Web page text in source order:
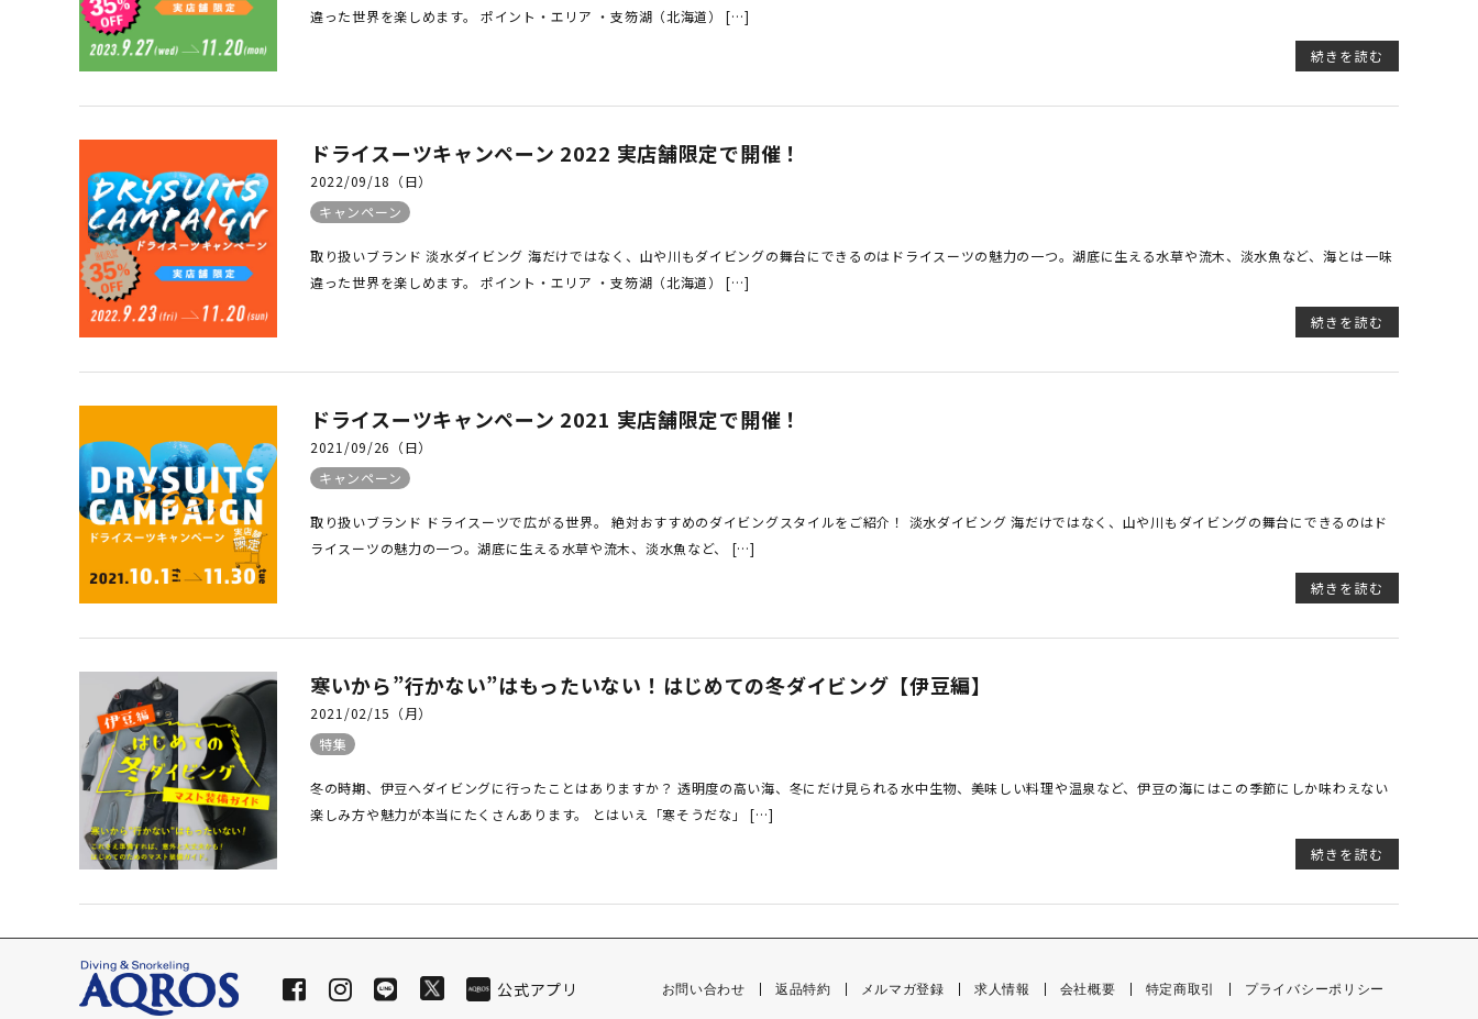
違った世界を楽しめます。 ポイント・エリア ・支笏湖（北海道） […]
続きを読む
ドライスーツキャンペーン 2022 実店舗限定で開催！
2022/09/18（日）
キャンペーン
取り扱いブランド 淡水ダイビング 海だけではなく、山や川もダイビングの舞台にできるのはドライスーツの魅力の一つ。湖底に生える水草や流木、淡水魚など、海とは一味
違った世界を楽しめます。 ポイント・エリア ・支笏湖（北海道） […]
続きを読む
ドライスーツキャンペーン 2021 実店舗限定で開催！
2021/09/26（日）
キャンペーン
取り扱いブランド ドライスーツで広がる世界。 絶対おすすめのダイビングスタイルをご紹介！ 淡水ダイビング 海だけではなく、山や川もダイビングの舞台にできるのはド
ライスーツの魅力の一つ。湖底に生える水草や流木、淡水魚など、 […]
続きを読む
寒いから”行かない”はもったいない！はじめての冬ダイビング【伊豆編】
2021/02/15（月）
特集
冬の時期、伊豆へダイビングに行ったことはありますか？ 透明度の高い海、冬にだけ見られる水中生物、美味しい料理や温泉など、伊豆の海にはこの季節にしか味わえない
楽しみ方や魅力が本当にたくさんあります。 とはいえ「寒そうだな」 […]
続きを読む
公式アプリ お問い合わせ 返品特約 メルマガ登録 求人情報 会社概要 特定商取引 プライバシーポリシー